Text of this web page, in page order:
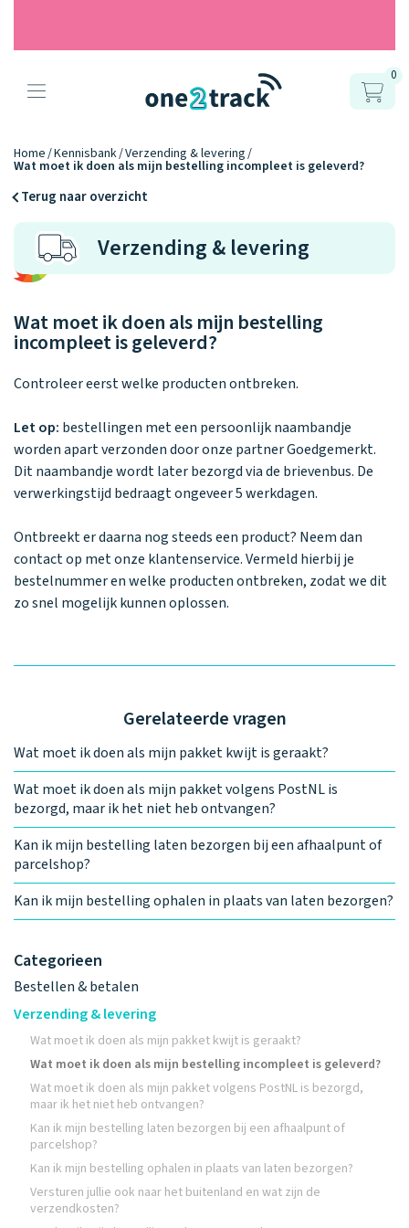
9.2
Producten
Onze gps
horloges
Connect
YOU
Connect
NEXT
Connect
UP
Horloges
vergelijken
Tweedekans
horloges
Ontdek alle
Accessoires
Opladers
Ontdek alle
accessoires
Personaliseer
Kies je eigen
kleur, naam en
icoon en maak
je horloge
helemaal van
Hoe werkt
het?
Ontdek hoe
het werkt
Zo werken het
one2track-app
samen.
Datakosten
Handleiding
Blogs
Ons verhaal
Recensies
Stichting
Jarige Job
0
Home Kennisbank Verzending & levering
Wat moet ik doen als mijn bestelling incompleet is geleverd?
Terug naar overzicht
Verzending & levering
Categorieen
Bestellen & betalen
Verzending & levering
Wat moet ik doen als mijn pakket kwijt is geraakt?
Wat moet ik doen als mijn bestelling incompleet is geleverd?
Wat moet ik doen als mijn pakket volgens PostNL is bezorgd,
maar ik het niet heb ontvangen?
Kan ik mijn bestelling laten bezorgen bij een afhaalpunt of
parcelshop?
Kan ik mijn bestelling ophalen in plaats van laten bezorgen?
Versturen jullie ook naar het buitenland en wat zijn de
verzendkosten?
Wat moet ik doen als mijn bestelling
incompleet is geleverd?
Controleer eerst welke producten ontbreken.
Let op: bestellingen met een persoonlijk naambandje
worden apart verzonden door onze partner Goedgemerkt.
Dit naambandje wordt later bezorgd via de brievenbus. De
verwerkingstijd bedraagt ongeveer 5 werkdagen.
Ontbreekt er daarna nog steeds een product? Neem dan
contact op met onze klantenservice. Vermeld hierbij je
bestelnummer en welke producten ontbreken, zodat we dit
zo snel mogelijk kunnen oplossen.
Gerelateerde vragen
Wat moet ik doen als mijn pakket kwijt is geraakt?
Wat moet ik doen als mijn pakket volgens PostNL is
bezorgd, maar ik het niet heb ontvangen?
Kan ik mijn bestelling laten bezorgen bij een afhaalpunt of
parcelshop?
Kan ik mijn bestelling ophalen in plaats van laten bezorgen?